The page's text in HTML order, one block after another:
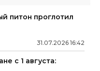
питон проглотил
31.07.2026 16:42
с 1 августа: